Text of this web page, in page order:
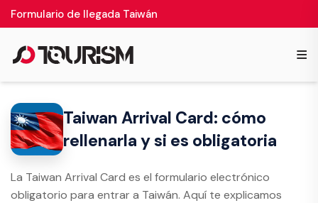
Formulario de llegada Taiwán
≡
Taiwan Arrival Card: cómo
rellenarla y si es obligatoria
La Taiwan Arrival Card es el formulario electrónico
obligatorio para entrar a Taiwán. Aquí te explicamos